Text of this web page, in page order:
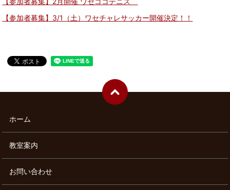
【参加者募集】3/1（土）ワセチャレサッカー開催決定！！
ホーム
教室案内
お問い合わせ